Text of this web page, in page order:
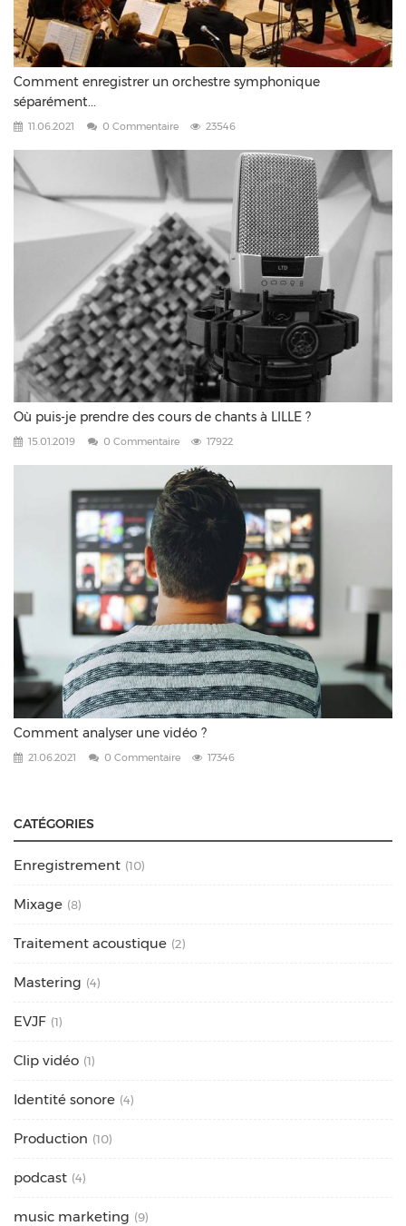
Comment enregistrer un orchestre symphonique
séparément...
11.06.2021 0 Commentaire 23546
Où puis-je prendre des cours de chants à LILLE ?
15.01.2019 0 Commentaire 17922
Comment analyser une vidéo ?
21.06.2021 0 Commentaire 17346
CATÉGORIES
Enregistrement (10)
Mixage (8)
Traitement acoustique (2)
Mastering (4)
EVJF (1)
Clip vidéo (1)
Identité sonore (4)
Production (10)
podcast (4)
music marketing (9)